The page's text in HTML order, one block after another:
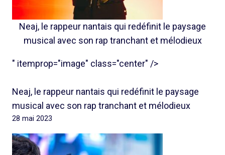
Neaj, le rappeur nantais qui redéfinit le paysage
musical avec son rap tranchant et mélodieux
" itemprop="image" class="center" />
Neaj, le rappeur nantais qui redéfinit le paysage
musical avec son rap tranchant et mélodieux
28 mai 2023